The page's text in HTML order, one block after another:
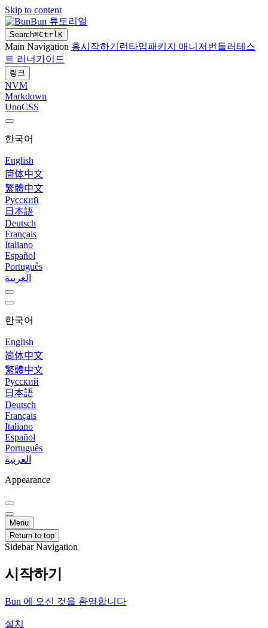
Skip to content
Bun 튜토리얼
Search⌘CtrlK
Main Navigation 홈시작하기 런타임패키지 매니저 번들러테스
트 러너 가이드
링크
NVM
Markdown
UnoCSS
한국어
English
简体中文
繁體中文
Русский
日本語
Deutsch
Français
Italiano
Español
Português
العربية
한국어
English
简体中文
繁體中文
Русский
日本語
Deutsch
Français
Italiano
Español
Português
العربية
Appearance
Menu
Return to top
Sidebar Navigation
시작하기
Bun 에 오신 것을 환영합니다
설치